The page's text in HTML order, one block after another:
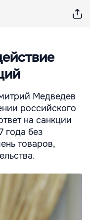
Медведев
российского
на санкции
года без
товаров,